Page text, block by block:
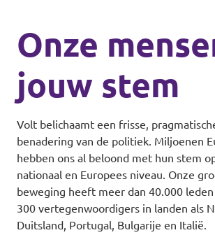
Onze
jouw stem
Volt belichaamt een frisse,
benadering van de politiek. Miljoenen
hebben ons al beloond met hun stem
nationaal en Europees niveau. Onze
beweging heeft meer dan 40.000
300 vertegenwoordigers in landen als
Duitsland, Portugal, Bulgarije en Italië.